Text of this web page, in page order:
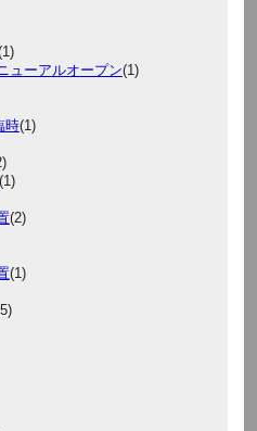
ューアルオープン(1)
時(1)
(1)
(2)
(1)